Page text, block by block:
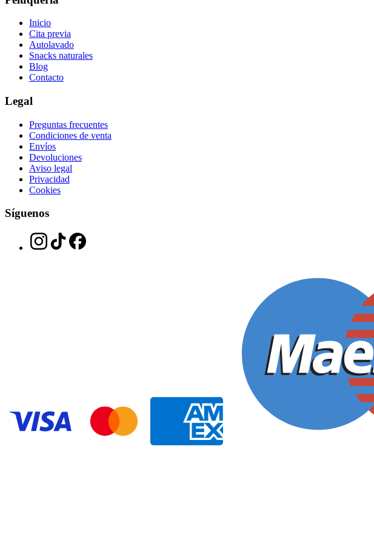
Inicio
Cita previa
Autolavado
Snacks naturales
Blog
Contacto
Legal
Preguntas frecuentes
Condiciones de venta
Envíos
Devoluciones
Aviso legal
Privacidad
Cookies
Síguenos